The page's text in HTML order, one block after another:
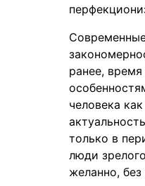
ранее,
человека
только в
люди
желанно,